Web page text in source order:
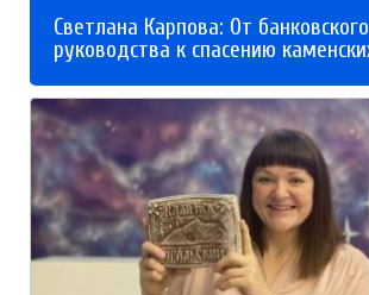
Светлана Карпова: От банковского
руководства к спасению